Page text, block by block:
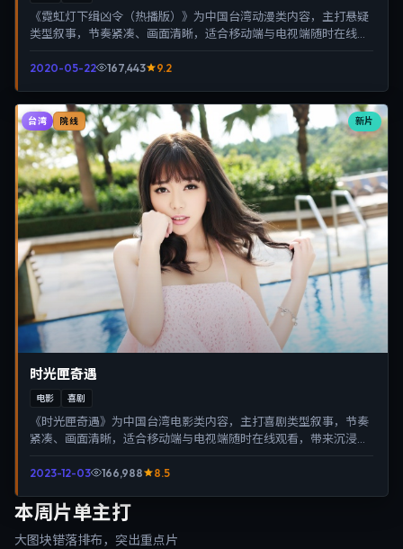
《霓虹灯下缉凶令（热播版）》为中国台湾动漫类内容，主打悬疑
类型叙事，节奏紧凑、画面清晰，适合移动端与电视端随时在线观
2020-05-22 167,443 9.2
新片
台湾 院线
时光匣奇遇
电影 喜剧
《时光匣奇遇》为中国台湾电影类内容，主打喜剧类型叙事，节奏
紧凑、画面清晰，适合移动端与电视端随时在线观看，带来沉浸式
2023-12-03 166,988 8.5
本周片单主打
大图块错落排布，突出重点片